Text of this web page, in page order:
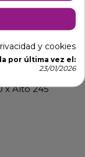
silencioso.
x Alto 245
y cookies
por última vez el:
23/01/2026